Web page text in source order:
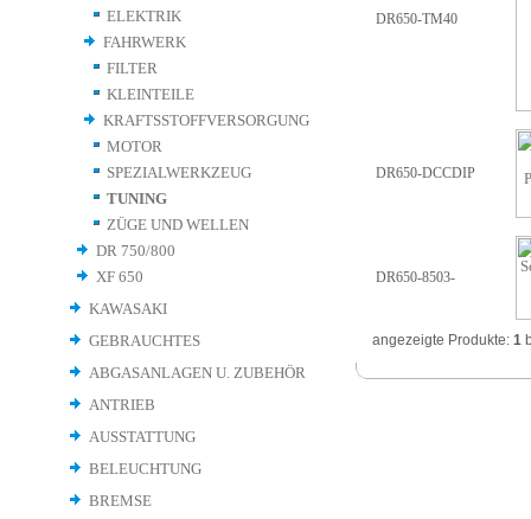
ELEKTRIK
FAHRWERK
FILTER
KLEINTEILE
KRAFTSSTOFFVERSORGUNG
MOTOR
SPEZIALWERKZEUG
TUNING
ZÜGE UND WELLEN
DR 750/800
XF 650
KAWASAKI
GEBRAUCHTES
ABGASANLAGEN U. ZUBEHÖR
ANTRIEB
AUSSTATTUNG
BELEUCHTUNG
BREMSE
DR650-TM40
DR650-DCCDIP
DR650-8503-
angezeigte Produkte: 1